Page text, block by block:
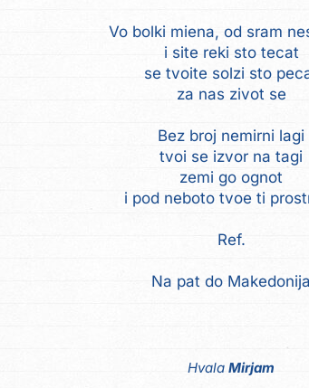
Vo bolki miena, od sram
i site reki sto tecat
se tvoite solzi sto
za nas zivot se
Bez broj nemirni lagi
tvoi se izvor na tagi
zemi go ognot
i pod neboto tvoe ti
Ref.
Na pat do Makedonija
Hvala Mirjam